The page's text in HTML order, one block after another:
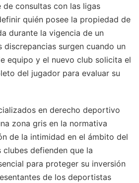
de consultas con las ligas
quién posee la propiedad de
durante la vigencia de un
surgen cuando un
equipo y el nuevo club solicita el
del jugador para evaluar su
en derecho deportivo
zona gris en la normativa
de la intimidad en el ámbito del
defienden que la
para proteger su inversión
de los deportistas